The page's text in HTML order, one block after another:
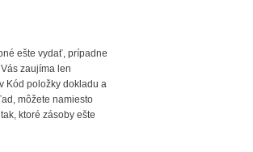
ešte vydať, prípadne
zaujíma len
Kód položky dokladu a
môžete namiesto
ktoré zásoby ešte